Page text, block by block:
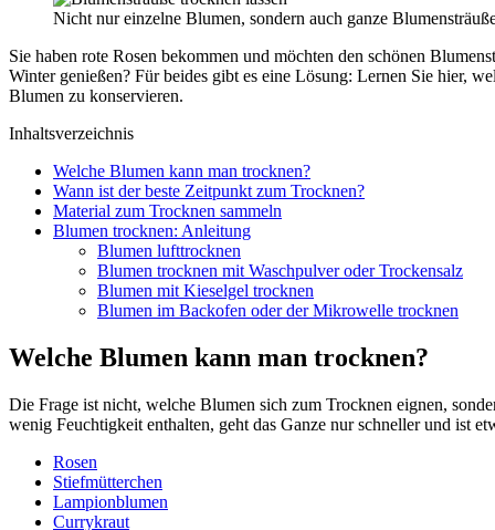
Nicht nur einzelne Blumen, sondern auch ganze
Sie haben rote Rosen bekommen und möchten den schönen
Winter genießen? Für beides gibt es eine Lösung: Lernen Sie hier,
Blumen zu konservieren.
Inhaltsverzeichnis
Welche Blumen kann man trocknen?
Wann ist der beste Zeitpunkt zum Trocknen?
Material zum Trocknen sammeln
Blumen trocknen: Anleitung
Blumen lufttrocknen
Blumen trocknen mit Waschpulver oder Trockensalz
Blumen mit Kieselgel trocknen
Blumen im Backofen oder der Mikrowelle trocknen
Welche Blumen kann man trocknen?
Die Frage ist nicht, welche Blumen sich zum Trocknen eignen,
wenig Feuchtigkeit enthalten, geht das Ganze nur schneller und ist
Rosen
Stiefmütterchen
Lampionblumen
Currykraut